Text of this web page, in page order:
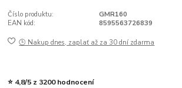
Číslo produktu:
GMR160
EAN kód:
8595563726839
🕒 Nakup dnes, zaplať až za 30 dní zdarma
⭐ 4,8/5 z 3200 hodnocení